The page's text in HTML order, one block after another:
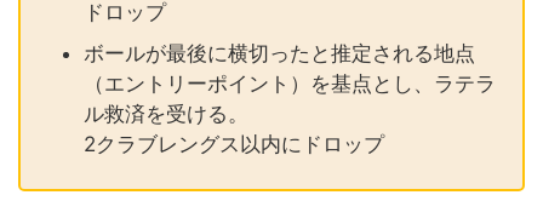
ドロップ
ボールが最後に横切ったと推定される地点
（エントリーポイント）を基点とし、ラテラ
ル救済を受ける。
2クラブレングス以内にドロップ